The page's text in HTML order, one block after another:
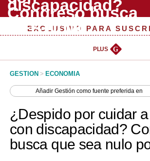
Peru Quiosco
Management & Empleo
Perú
Política
EXCLUSIVO PARA
PLUS G
GESTION > ECONOMIA
AñadirGestión como fuente preferida en
¿Despido por cuidar
con discapacidad?
busca que sea nulo